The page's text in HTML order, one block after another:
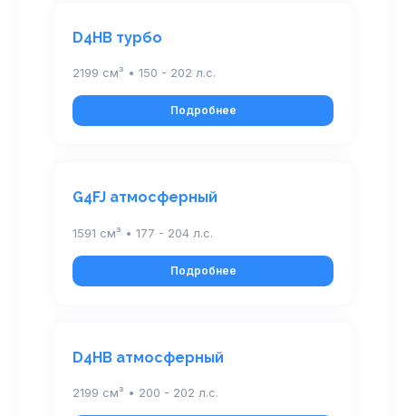
D4HB турбо
2199 см³ • 150 - 202 л.с.
Подробнее
G4FJ атмосферный
1591 см³ • 177 - 204 л.с.
Подробнее
D4HB атмосферный
2199 см³ • 200 - 202 л.с.